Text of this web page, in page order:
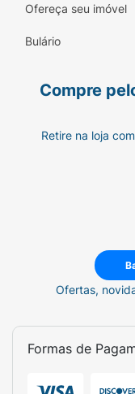
beleza.
suas unhas.
Ofereça seu imóvel
Bulário
Compre
Retire na loja
Ofertas,
Formas de